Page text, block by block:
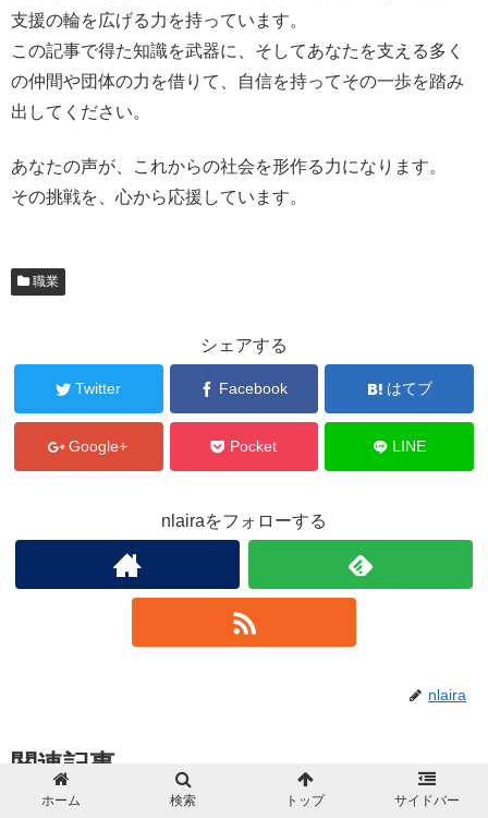
支援の輪を広げる力を持っています。
この記事で得た知識を武器に、そしてあなたを支える多く
の仲間や団体の力を借りて、自信を持ってその一歩を踏み
出してください。
あなたの声が、これからの社会を形作る力になります。
その挑戦を、心から応援しています。
職業
シェアする
Twitter Facebook はてブ
Google+ Pocket LINE
nlairaをフォローする
nlaira
関連記事
ホーム 検索 トップ サイドバー